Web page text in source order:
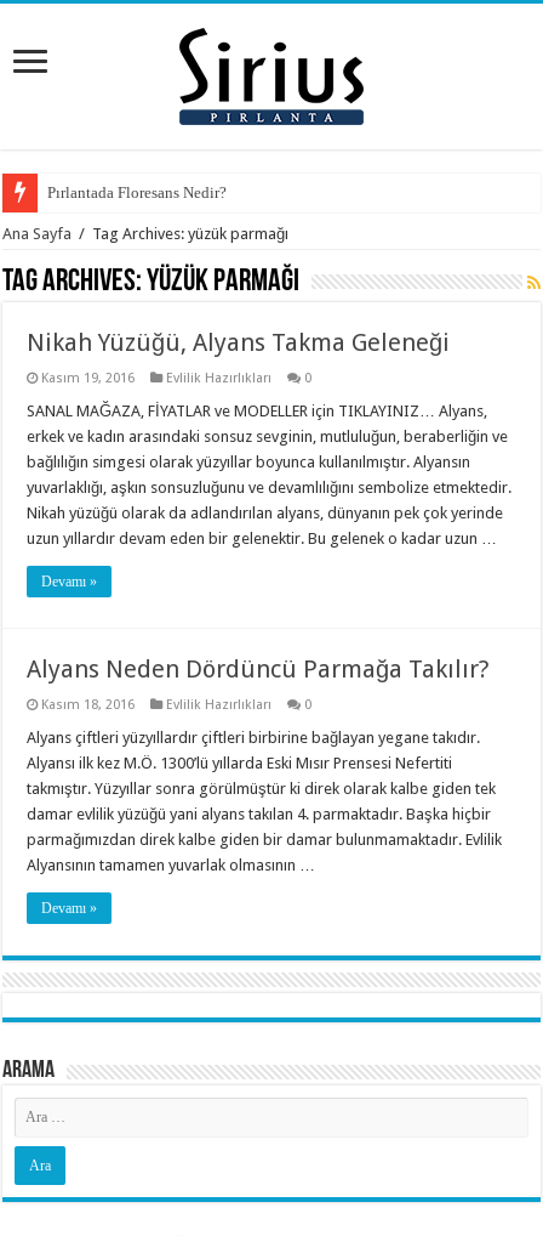
Pırlantada Floresans Nedir?
Ana Sayfa / Tag Archives: yüzük parmağı
Tag Archives:yüzük parmağı
Nikah Yüzüğü, Alyans Takma Geleneği
Kasım 19, 2016 Evlilik Hazırlıkları 0
SANAL MAĞAZA, FİYATLAR ve MODELLER için TIKLAYINIZ… Alyans,
erkek ve kadın arasındaki sonsuz sevginin, mutluluğun, beraberliğin ve
bağlılığın simgesi olarak yüzyıllar boyunca kullanılmıştır. Alyansın
yuvarlaklığı, aşkın sonsuzluğunu ve devamlılığını sembolize etmektedir.
Nikah yüzüğü olarak da adlandırılan alyans, dünyanın pek çok yerinde
uzun yıllardır devam eden bir gelenektir. Bu gelenek o kadar uzun …
Devamı »
Alyans Neden Dördüncü Parmağa Takılır?
Kasım 18, 2016 Evlilik Hazırlıkları 0
Alyans çiftleri yüzyıllardır çiftleri birbirine bağlayan yegane takıdır.
Alyansı ilk kez M.Ö. 1300’lü yıllarda Eski Mısır Prensesi Nefertiti
takmıştır. Yüzyıllar sonra görülmüştür ki direk olarak kalbe giden tek
damar evlilik yüzüğü yani alyans takılan 4. parmaktadır. Başka hiçbir
parmağımızdan direk kalbe giden bir damar bulunmamaktadır. Evlilik
Alyansının tamamen yuvarlak olmasının …
Devamı »
Arama